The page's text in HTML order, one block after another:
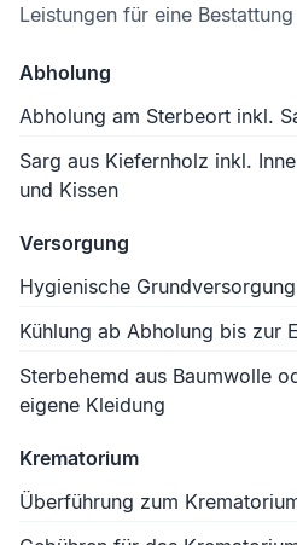
Leistungen für eine
Abholung
Abholung am Sterbeort inkl.
Sarg aus Kiefernholz inkl.
und Kissen
Versorgung
Hygienische Grundversorgung
Kühlung ab Abholung bis zur
Sterbehemd aus Baumwolle
eigene Kleidung
Krematorium
Überführung zum